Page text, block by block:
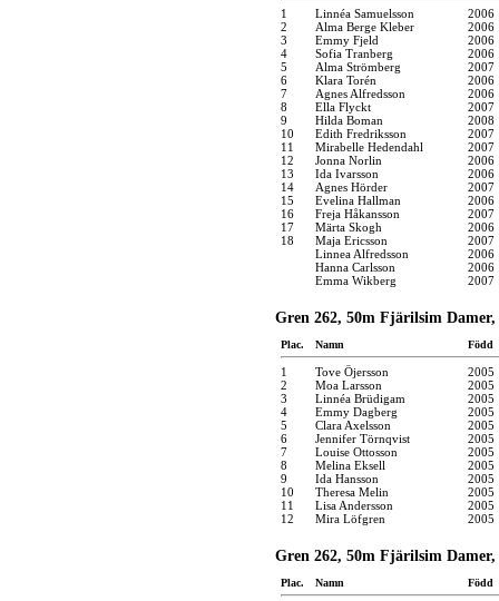
1 Linnéa Samuelsson
2006
2
Alma Berge Kleber
2006
3
Emmy Fjeld
2006
4
Sofia Tranberg
2006
5
Alma Strömberg
2007
6
Klara Torén
2006
7
Agnes Alfredsson
2006
8
Ella Flyckt
2007
9
Hilda Boman
2008
10
Edith Fredriksson
2007
11
Mirabelle Hedendahl
2007
12
Jonna Norlin
2006
13
Ida Ivarsson
2006
14
Agnes Hörder
2007
15
Evelina Hallman
2006
16
Freja Håkansson
2007
17
Märta Skogh
2006
18
Maja Ericsson
2007
Linnea Alfredsson
2006
Hanna Carlsson
2006
Emma Wikberg
2007
Gren 262, 50m Fjärilsim Damer,
Plac. Namn Född
1 Tove Öjersson
2005
2
Moa Larsson
2005
3
Linnéa Brüdigam
2005
4
Emmy Dagberg
2005
5
Clara Axelsson
2005
6
Jennifer Törnqvist
2005
7
Louise Ottosson
2005
8
Melina Eksell
2005
9
Ida Hansson
2005
10
Theresa Melin
2005
11
Lisa Andersson
2005
12
Mira Löfgren 2005
Gren 262, 50m Fjärilsim Damer,
Plac. Namn Född